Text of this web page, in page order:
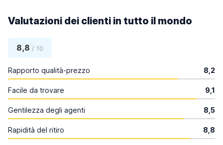
Valutazioni dei clienti in tutto il mondo
8,8 / 10
Rapporto qualità-prezzo 8,2
Facile da trovare 9,1
Gentilezza degli agenti 8,5
Rapidità del ritiro 8,8